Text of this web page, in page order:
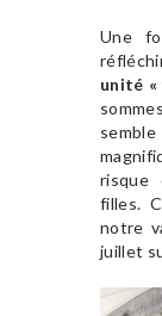
Une
unité «
risque
filles.
notre
juillet